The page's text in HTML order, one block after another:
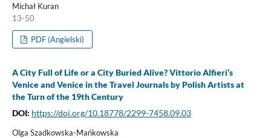
Michał Kuran
13-50
PDF (Angielski)
A City Full of Life or a City Buried Alive? Vittorio Alfieri’s
Venice and Venice in the Travel Journals by Polish Artists at
the Turn of the 19th Century
DOI: https://doi.org/10.18778/2299-7458.09.03
Olga Szadkowska-Mańkowska